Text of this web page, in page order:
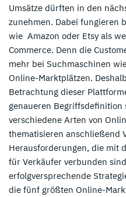
Umsätze dürften in den
zunehmen. Dabei fungieren
wie Amazon oder Etsy als
Commerce. Denn die
mehr bei Suchmaschinen
Online-Marktplätzen.
Betrachtung dieser
genaueren
verschiedene Arten von
thematisieren anschließend
Herausforderungen, die mit
für Verkäufer verbunden
erfolgversprechende
die fünf größten Online-